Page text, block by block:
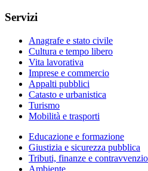
Servizi
Anagrafe e stato civile
Cultura e tempo libero
Vita lavorativa
Imprese e commercio
Appalti pubblici
Catasto e urbanistica
Turismo
Mobilità e trasporti
Educazione e formazione
Giustizia e sicurezza pubblica
Tributi, finanze e
Ambiente